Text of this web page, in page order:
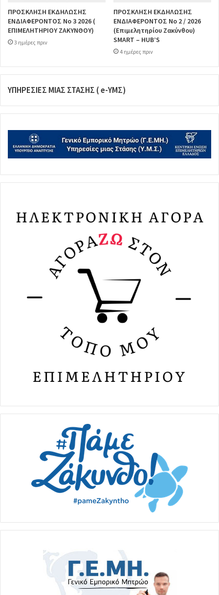
ΠΡΟΣΚΛΗΣΗ ΕΚΔΗΛΩΣΗΣ
ΕΝΔΙΑΦΕΡΟΝΤΟΣ Νο 3 2026 (
ΕΠΙΜΕΛΗΤΗΡΙΟΥ ΖΑΚΥΝΘΟΥ)
3 ημέρες πριν
ΠΡΟΣΚΛΗΣΗ ΕΚΔΗΛΩΣΗΣ
ΕΝΔΙΑΦΕΡΟΝΤΟΣ Νο 2 / 2026
(Επιμελητηρίου Ζακύνθου)
SMART – HUB’S
4 ημέρες πριν
ΥΠΗΡΕΣΙΕΣ ΜΙΑΣ ΣΤΑΣΗΣ ( e-ΥΜΣ)